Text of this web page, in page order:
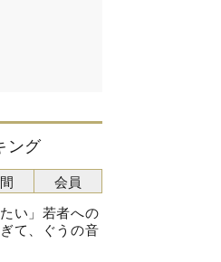
ング
い」若者への
て、ぐうの音
会員